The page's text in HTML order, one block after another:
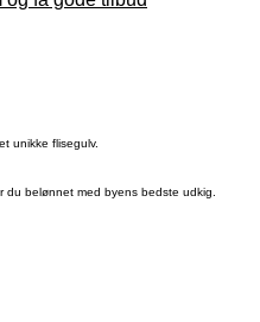
unikke flisegulv.
belønnet med byens bedste udkig.